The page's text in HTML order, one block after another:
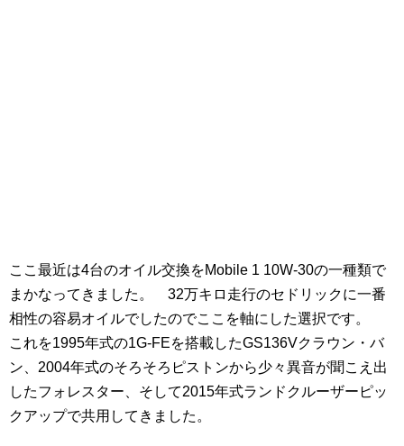
ここ最近は4台のオイル交換をMobile 1 10W-30の一種類で
まかなってきました。 32万キロ走行のセドリックに一番
相性の容易オイルでしたのでここを軸にした選択です。
これを1995年式の1G-FEを搭載したGS136Vクラウン・バ
ン、2004年式のそろそろピストンから少々異音が聞こえ出
したフォレスター、そして2015年式ランドクルーザーピッ
クアップで共用してきました。